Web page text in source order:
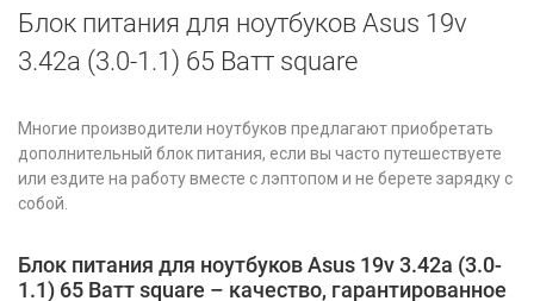
Блок питания для ноутбуков Asus 19v
3.42a (3.0-1.1) 65 Ватт square
Многие производители ноутбуков предлагают приобретать
дополнительный блок питания, если вы часто путешествуете
или ездите на работу вместе с лэптопом и не берете зарядку с
собой.
Блок питания для ноутбуков Asus 19v 3.42a (3.0-
1.1) 65 Ватт square – качество, гарантированное